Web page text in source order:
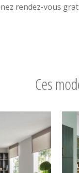
rendez-vous
Ces